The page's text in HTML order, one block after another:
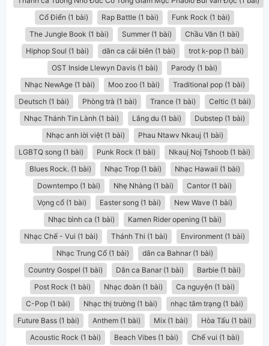
Cổ Điển (1 bài)
Rap Battle (1 bài)
Funk Rock (1 bài)
The Jungle Book (1 bài)
Summer (1 bài)
Chầu Văn (1 bài)
Hiphop Soul (1 bài)
dân ca cải biên (1 bài)
trot k-pop (1 bài)
OST Inside Llewyn Davis (1 bài)
Parody (1 bài)
Nhạc NewAge (1 bài)
Moo zoo (1 bài)
Traditional pop (1 bài)
Deutsch (1 bài)
Phòng trà (1 bài) Trance (1 bài)
Celtic (1 bài)
Nhạc Thánh Tin Lành (1 bài)
Lãng du (1 bài)
Dubstep (1 bài)
Nhạc anh lời việt (1 bài)
Phau Ntawv Nkauj (1 bài)
LGBTQ song (1 bài)
Punk Rock (1 bài)
Nkauj Noj Tshoob (1 bài)
Blues Rock. (1 bài)
Nhạc Trop (1 bài)
Nhạc Hawaii (1 bài)
Downtempo (1 bài)
Nhẹ Nhàng (1 bài)
Cantor (1 bài)
Vọng cổ (1 bài)
Easter song (1 bài)
New Wave (1 bài)
Nhạc bình ca (1 bài)
Kamen Rider opening (1 bài)
Nhạc Chế - Vui (1 bài)
Thánh Thi (1 bài)
Environment (1 bài)
Nhạc Trung Cổ (1 bài)
dân ca Bahnar (1 bài)
Country Gospel (1 bài)
Dân ca Banar (1 bài)
Barbie (1 bài)
Post Rock (1 bài)
Nhạc đoàn (1 bài)
Ca nguyện (1 bài)
C-Pop (1 bài)
Nhạc thị trường (1 bài)
nhạc tâm trạng (1 bài)
Future Bass (1 bài)
Anthem (1 bài) Mix (1 bài)
Hòa Tấu (1 bài)
Acoustic Rock (1 bài)
Beach Vibes (1 bài)
Chế vui (1 bài)